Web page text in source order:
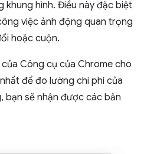
khung hình. Điều này đặc biệt
việc ảnh động quan trọng
hoặc cuộn.
Công cụ của Chrome cho
để đo lường chi phí của
bạn sẽ nhận được các bản